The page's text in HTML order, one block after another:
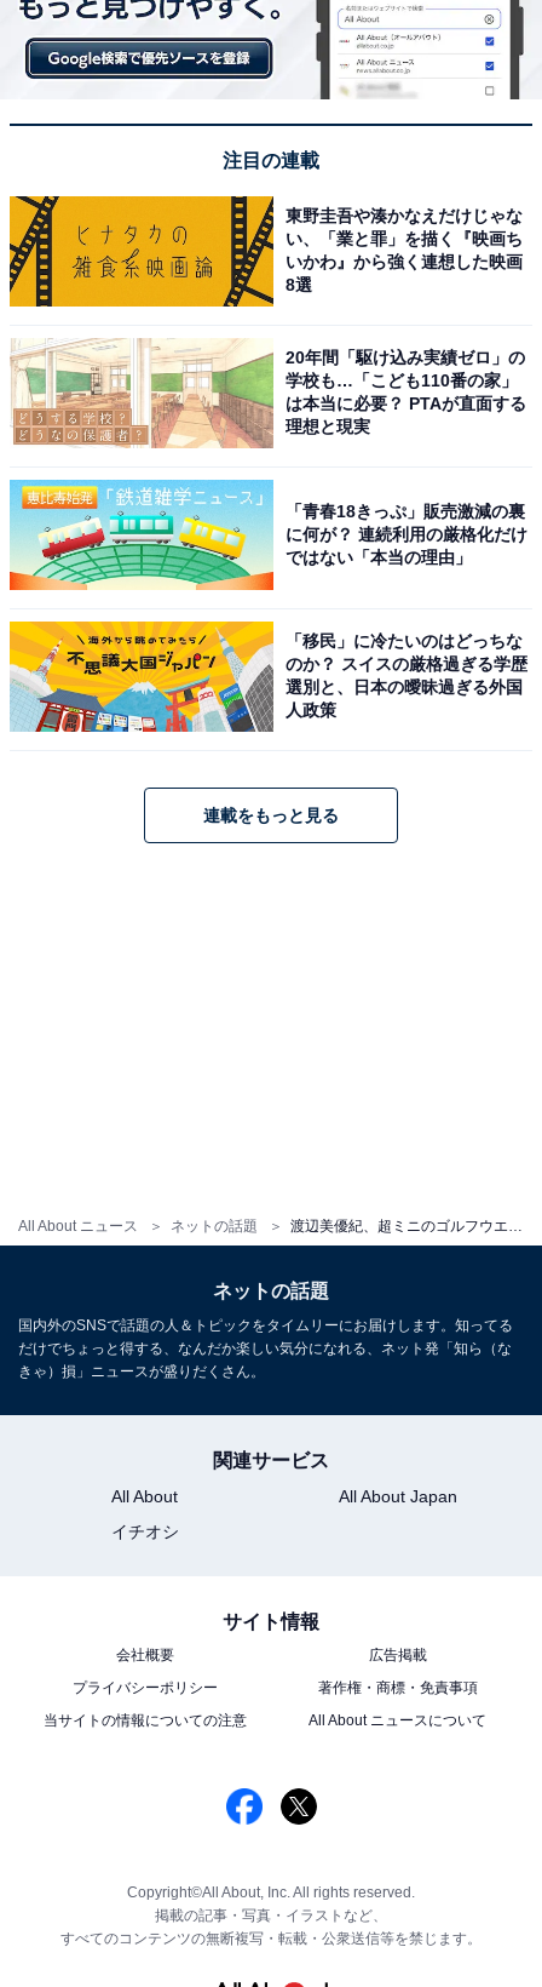
All About ニュース ネットの話題
注目の連載
東野圭吾や湊かなえだけじゃな
い、「業と罪」を描く『映画ち
いかわ』から強く連想した映画
8選
20年間「駆け込み実績ゼロ」の
学校も…「こども110番の家」
は本当に必要？ PTAが直面する
理想と現実
「青春18きっぷ」販売激減の裏
に何が？ 連続利用の厳格化だけ
ではない「本当の理由」
「移民」に冷たいのはどっちな
のか？ スイスの厳格過ぎる学歴
選別と、日本の曖昧過ぎる外国
人政策
連載をもっと見る
ネットの話題
国内外のSNSで話題の人＆トピックをタイムリーにお届けします。知ってる
だけでちょっと得する、なんだか楽しい気分になれる、ネット発「知ら（な
きゃ）損」ニュースが盛りだくさん。
関連サービス
All About
All About Japan
イチオシ
サイト情報
会社概要
広告掲載
プライバシーポリシー
著作権・商標・免責事項
当サイトの情報についての注意
All About ニュースについて
Copyright©All About, Inc. All rights reserved.
掲載の記事・写真・イラストなど、
すべてのコンテンツの無断複写・転載・公衆送信等を禁じます。